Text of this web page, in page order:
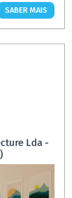
SABER MAIS
Lda -